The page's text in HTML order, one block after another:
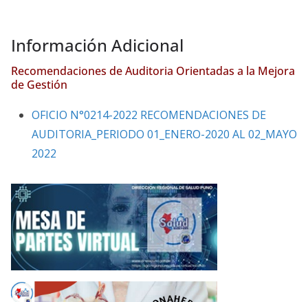
Información Adicional
Recomendaciones de Auditoria Orientadas a la Mejora
de Gestión
OFICIO N°0214-2022 RECOMENDACIONES DE
AUDITORIA_PERIODO 01_ENERO-2020 AL 02_MAYO
2022